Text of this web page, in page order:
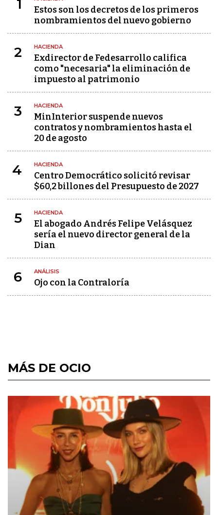
1
Estos son los decretos de los primeros
nombramientos del nuevo gobierno
2 HACIENDA
Exdirector de Fedesarrollo califica
como "necesaria" la eliminación de
impuesto al patrimonio
3 HACIENDA
MinInterior suspende nuevos
contratos y nombramientos hasta el
20 de agosto
4 HACIENDA
Centro Democrático solicitó revisar
$60,2 billones del Presupuesto de 2027
5 HACIENDA
El abogado Andrés Felipe Velásquez
sería el nuevo director general de la
Dian
6 ANÁLISIS
Ojo con la Contraloría
MÁS DE OCIO